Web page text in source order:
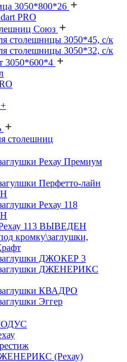
3050*800*26
PRO
Союз
столешницы 3050*45, с/к
столешницы 3050*32, с/к
3050*600*4
столешниц
Рехау Премиум
Перфетто-лайн
Рехау 118
113 ВЫВЕДЕН
кромку\заглушки,
ДЖОКЕР 3
ДЖЕНЕРИКС
КВАДРО
Эггер
(Рехау)